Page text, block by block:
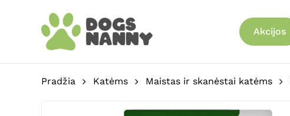
Akcijos
Pradžia Katėms Maistas ir skanėstai katėms